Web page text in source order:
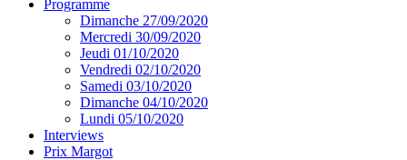
Programme
Dimanche 27/09/2020
Mercredi 30/09/2020
Jeudi 01/10/2020
Vendredi 02/10/2020
Samedi 03/10/2020
Dimanche 04/10/2020
Lundi 05/10/2020
Interviews
Prix Margot